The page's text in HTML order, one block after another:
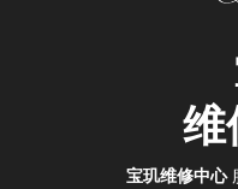
维
宝玑维修中心